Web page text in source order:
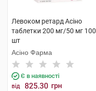
Левоком ретард Асіно
таблетки 200 мг/50 мг 100
шт
Асіно Фарма
Є в наявності
від 825.30 грн